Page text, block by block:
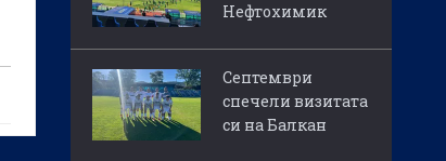
Нефтохимик
Септември
спечели визитата
си на Балкан